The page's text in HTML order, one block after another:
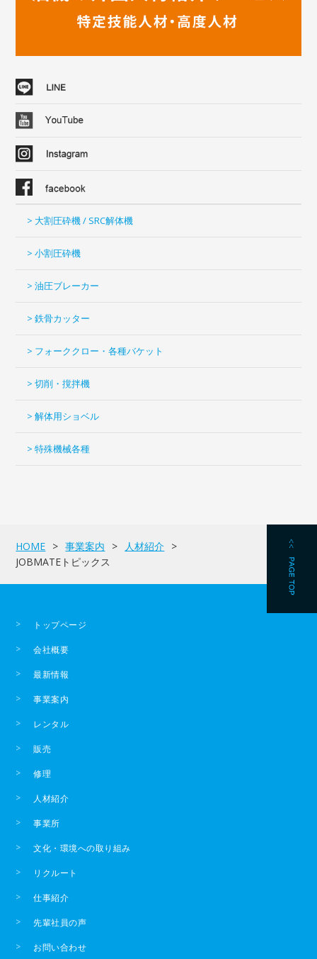
> 大割圧砕機 / SRC解体機
> 小割圧砕機
> 油圧ブレーカー
> 鉄骨カッター
> フォーククロー・各種バケット
> 切削・撹拌機
> 解体用ショベル
> 特殊機械各種
HOME 事業案内
人材紹介
JOBMATEトピックス
トップページ
会社概要
最新情報
事業案内
レンタル
販売
修理
人材紹介
事業所
文化・環境への取り組み
リクルート
仕事紹介
先輩社員の声
お問い合わせ